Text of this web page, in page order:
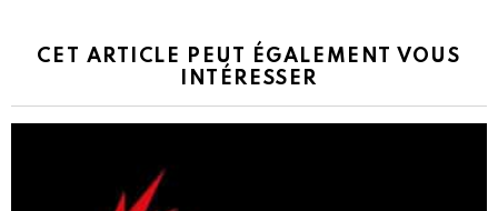
CET ARTICLE PEUT ÉGALEMENT VOUS
INTÉRESSER